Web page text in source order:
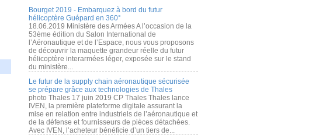
Bourget 2019 - Embarquez à bord du futur
hélicoptère Guépard en 360°
18.06.2019 Ministère des Armées A l’occasion de la
53ème édition du Salon International de
l’Aéronautique et de l’Espace, nous vous proposons
de découvrir la maquette grandeur réelle du futur
hélicoptère interarmées léger, exposée sur le stand
du ministère...
Le futur de la supply chain aéronautique sécurisée
se prépare grâce aux technologies de Thales
photo Thales 17 juin 2019 CP Thales Thales lance
IVEN, la première plateforme digitale assurant la
mise en relation entre industriels de l’aéronautique et
de la défense et fournisseurs de pièces détachées.
Avec IVEN, l’acheteur bénéficie d’un tiers de...